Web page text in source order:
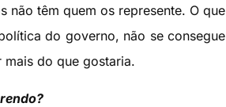
não têm quem os represente. O que
do governo, não se consegue
do que gostaria.